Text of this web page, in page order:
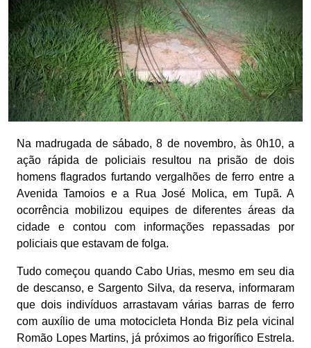
Na madrugada de sábado, 8 de novembro, às 0h10, a
ação rápida de policiais resultou na prisão de dois
homens flagrados furtando vergalhões de ferro entre a
Avenida Tamoios e a Rua José Molica, em Tupã. A
ocorrência mobilizou equipes de diferentes áreas da
cidade e contou com informações repassadas por
policiais que estavam de folga.
Tudo começou quando Cabo Urias, mesmo em seu dia
de descanso, e Sargento Silva, da reserva, informaram
que dois indivíduos arrastavam várias barras de ferro
com auxílio de uma motocicleta Honda Biz pela vicinal
Romão Lopes Martins, já próximos ao frigorífico Estrela.